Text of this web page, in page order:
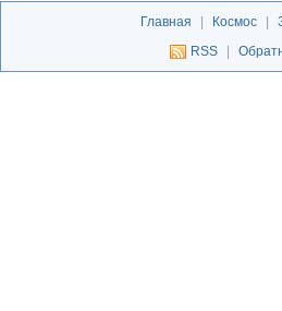
Главная Космос
RSS